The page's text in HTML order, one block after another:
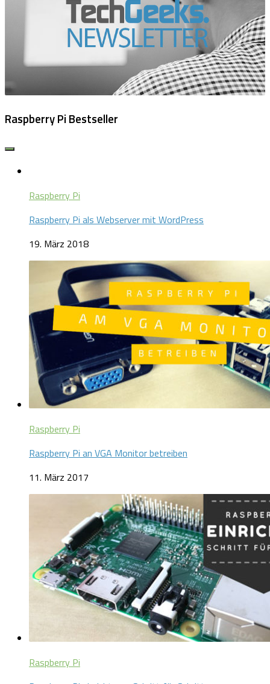
Raspberry Pi Bestseller
Raspberry Pi
Raspberry Pi als Webserver mit WordPress
19. März 2018
Raspberry Pi
Raspberry Pi an VGA Monitor betreiben
11. März 2017
Raspberry Pi